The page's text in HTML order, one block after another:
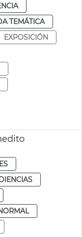
TEMÁTICA
EXPOSICIÓN